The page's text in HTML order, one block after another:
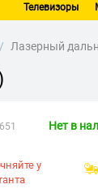
Телевизоры
/ Лазерный
Нет в
у